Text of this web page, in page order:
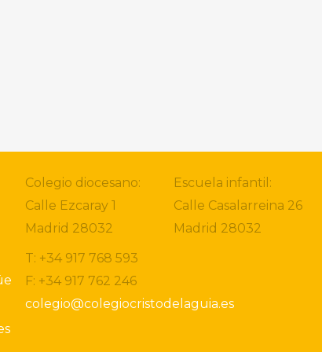
Colegio diocesano:
Calle Ezcaray 1
Madrid 28032
Escuela infantil:
Calle Casalarreina 26
Madrid 28032
T: +34 917 768 593
F: +34 917 762 246
colegio@colegiocristodelaguia.es